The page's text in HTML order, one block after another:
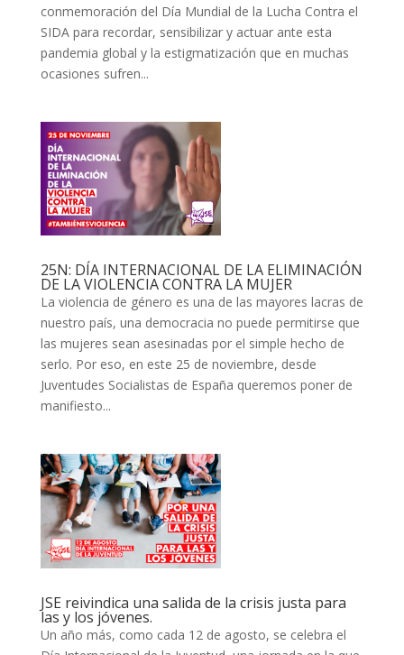
conmemoración del Día Mundial de la Lucha Contra el
SIDA para recordar, sensibilizar y actuar ante esta
pandemia global y la estigmatización que en muchas
ocasiones sufren...
25N: DÍA INTERNACIONAL DE LA ELIMINACIÓN
DE LA VIOLENCIA CONTRA LA MUJER
La violencia de género es una de las mayores lacras de
nuestro país, una democracia no puede permitirse que
las mujeres sean asesinadas por el simple hecho de
serlo. Por eso, en este 25 de noviembre, desde
Juventudes Socialistas de España queremos poner de
manifiesto...
JSE reivindica una salida de la crisis justa para
las y los jóvenes.
Un año más, como cada 12 de agosto, se celebra el